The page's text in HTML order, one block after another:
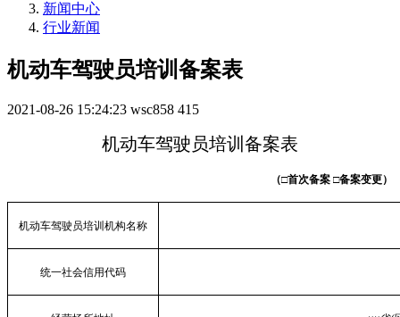
新闻中心
行业新闻
机动车驾驶员培训备案表
2021-08-26 15:24:23 wsc858 415
机动车驾驶员培训备案表
（□首次备案 □备案变更）
机动车驾驶员培训机构名称
统一社会信用代码